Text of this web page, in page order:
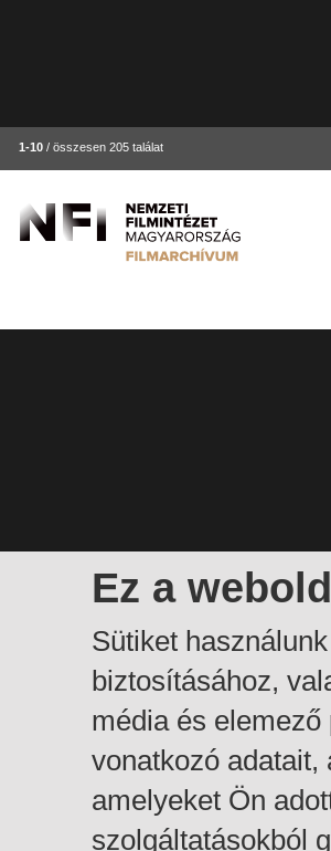
1-10 / összesen 205 találat
Ez a
Sütiket
biztosításához,
média és
vonatkozó adatait,
amelyeket Ön
szolgáltatásokból